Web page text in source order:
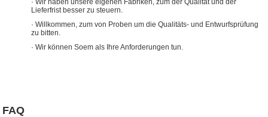
· Wir haben unsere eigenen Fabriken, zum der Qualität und der
Lieferfrist besser zu steuern.
· Willkommen, zum von Proben um die Qualitäts- und Entwurfsprüfung
zu bitten.
· Wir können Soem als Ihre Anforderungen tun.
FAQ